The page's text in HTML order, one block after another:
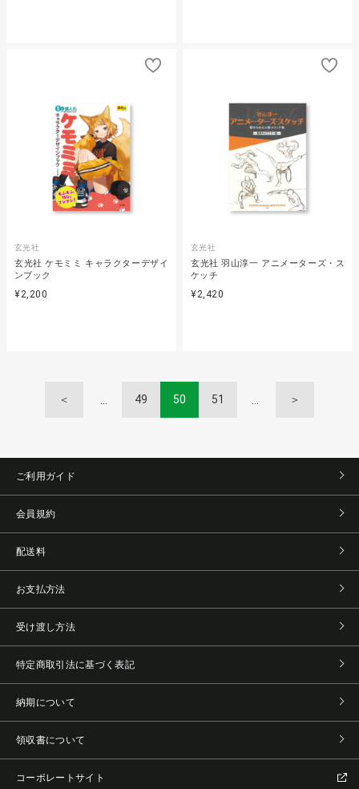
玄光社
玄光社 ケモミミ キャラクターデザイ
ンブック
¥2,200
玄光社
玄光社 羽山淳一 アニメーターズ・ス
ケッチ
¥2,420
＜ 49 50 51 ＞
ご利用ガイド
会員規約
配送料
お支払方法
受け渡し方法
特定商取引法に基づく表記
納期について
領収書について
コーポレートサイト